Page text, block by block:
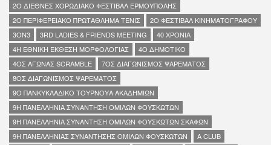
2Ο ΔΙΕΘΝΕΣ ΧΟΡΩΔΙΑΚΟ ΦΕΣΤΙΒΑΛ ΕΡΜΟΥΠΟΛΗΣ
2Ο ΠΕΡΙΦΕΡΕΙΑΚΟ ΠΡΩΤΑΘΛΗΜΑ ΤΕΝΙΣ
2Ο ΦΕΣΤΙΒΑΛ ΚΙΝΗΜΑΤΟΓΡΑΦΟΥ
3ON3
3RD LADIES & FRIENDS MEETING
40 ΧΡΟΝΙΑ
4Η ΕΘΝΙΚΗ ΕΚΘΕΣΗ ΜΟΡΦΟΛΟΓΙΑΣ
4Ο ΔΗΜΟΤΙΚΟ
4ΟΣ ΑΓΩΝΑΣ SCRAMBLE
7ΟΣ ΔΙΑΓΩΝΙΣΜΟΣ ΨΑΡΕΜΑΤΟΣ
8ΟΣ ΔΙΑΓΩΝΙΣΜΟΣ ΨΑΡΕΜΑΤΟΣ
9O ΠΑΝΚΥΚΛΑΔΙΚΟ ΤΟΥΡΝΟΥΑ ΑΚΑΔΗΜΙΩΝ
9Η ΠΑΝΕΛΛΗΝΙΑ ΣΥΝΑΝΤΗΣΗ ΟΜΙΛΩΝ ΦΟΥΣΚΩΤΩΝ
9Η ΠΑΝΕΛΛΗΝΙΑ ΣΥΝΑΝΤΗΣΗ ΟΜΙΛΩΝ ΦΟΥΣΚΩΤΩΝ ΣΚΑΦΩΝ
9Η ΠΑΝΕΛΛΗΝΙΑΣ ΣΥΝΑΝΤΗΣΗΣ ΟΜΙΛΩΝ ΦΟΥΣΚΩΤΩΝ
A CLUB